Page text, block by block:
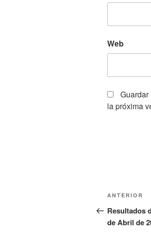
Web
la próxima
de
Entrada
anterior:
ANTERIOR
Resultados
de Abril de